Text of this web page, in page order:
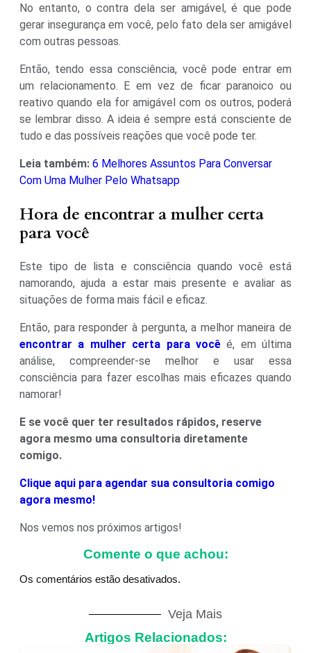
No entanto, o contra dela ser amigável, é que pode
gerar insegurança em você, pelo fato dela ser amigável
com outras pessoas.
Então, tendo essa consciência, você pode entrar em
um relacionamento. E em vez de ficar paranoico ou
reativo quando ela for amigável com os outros, poderá
se lembrar disso. A ideia é sempre está consciente de
tudo e das possíveis reações que você pode ter.
Leia também: 6 Melhores Assuntos Para Conversar
Com Uma Mulher Pelo Whatsapp
Hora de encontrar a mulher certa
para você
Este tipo de lista e consciência quando você está
namorando, ajuda a estar mais presente e avaliar as
situações de forma mais fácil e eficaz.
Então, para responder à pergunta, a melhor maneira de
encontrar a mulher certa para vocêé, em última
análise, compreender-se melhor e usar essa
consciência para fazer escolhas mais eficazes quando
namorar!
E se você quer ter resultados rápidos, reserve
agora mesmo uma consultoria diretamente
comigo.
Clique aqui para agendar sua consultoria comigo
agora mesmo!
Nos vemos nos próximos artigos!
Comente o que achou:
Os comentários estão desativados.
Veja Mais
Artigos Relacionados: